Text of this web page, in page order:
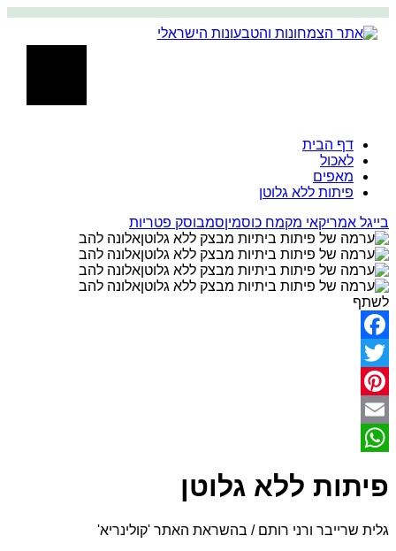
דף הבית
לאכול
מאפים
פיתות ללא גלוטן
בייגל אמריקאי מקמח כוסמיןסמבוסק פטריות
אלונה להב
אלונה להב
אלונה להב
אלונה להב
לשתף
Facebook
Twitter
Pinterest
Email
פיתות ללא גלוטן
גלית שרייבר ורני רותם / בהשראת האתר 'קולינריא'